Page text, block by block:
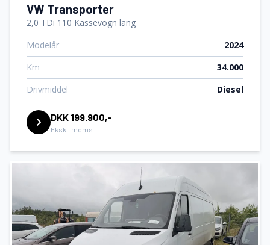
VW Transporter
2,0 TDi 110 Kassevogn lang
Modelår
2024
Km
34.000
Drivmiddel
Diesel
DKK 199.900,-
Ekskl. moms